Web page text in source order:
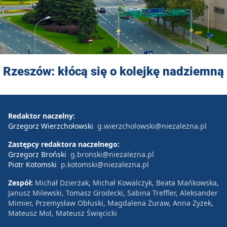
Rzeszów: kłócą się o kolejkę nadziemną
Redaktor naczelny:
Grzegorz Wierzchołowski g.wierzcholowski@niezalezna.pl
Zastępcy redaktora naczelnego:
Grzegorz Broński g.bronski@niezalezna.pl
Piotr Kotomski p.kotomski@niezalezna.pl
Zespół: Michał Dzierżak, Michał Kowalczyk, Beata Mańkowska,
Janusz Milewski, Tomasz Grodecki, Sabina Treffler, Aleksander
Mimier, Przemysław Obłuski, Magdalena Żuraw, Anna Zyzek,
Mateusz Mol, Mateusz Święcicki